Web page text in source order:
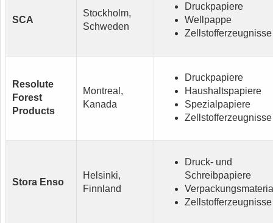
SCA
Stockholm,
Schweden
Druckpapiere
Wellpappe
Zellstofferzeugnisse
Resolute
Forest
Products
Montreal,
Kanada
Druckpapiere
Haushaltspapiere
Spezialpapiere
Zellstofferzeugnisse
Stora Enso
Helsinki,
Finnland
Druck- und
Schreibpapiere
Zellstofferzeugnisse